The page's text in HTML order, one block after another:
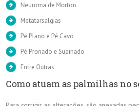
Neuroma de Morton
Metatarsalgias
Pé Plano e Pé Cavo
Pé Pronado e Supinado
Entre Outras
Como atuam as palmilhas no